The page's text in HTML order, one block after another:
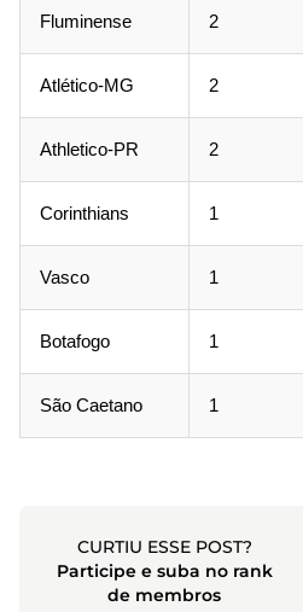
Fluminense 2
Atlético-MG 2
Athletico-PR 2
Corinthians 1
Vasco 1
Botafogo 1
São Caetano 1
CURTIU ESSE POST?
Participe e suba no rank
de membros